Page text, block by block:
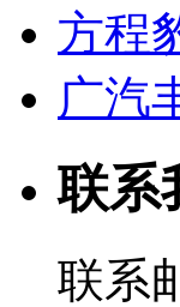
方程
广汽
联系
联系